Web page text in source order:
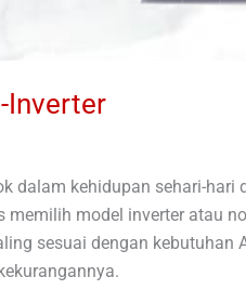
Inverter
dalam kehidupan sehari-
model inverter atau
sesuai dengan kebutuhan